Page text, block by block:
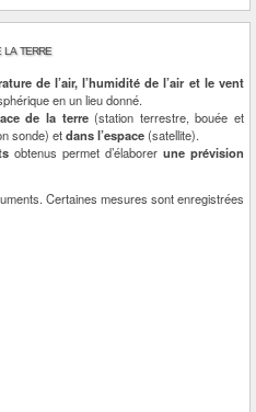
la terre
de l’air, l’humidité de l’air et le vent
en un lieu donné.
de la terre(station terrestre, bouée et
sonde) etdans l’espace(satellite).
obtenus permet d’élaborer une prévision
Certaines mesures sont enregistrées